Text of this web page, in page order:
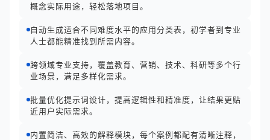
概念实际用途，轻松落地项目。
自动生成适合不同难度水平的应用分类表，初学者到专业
人士都能精准找到所需内容。
跨领域专业支持，覆盖教育、营销、技术、科研等多个行
业场景，满足多样化需求。
批量优化提示词设计，提高逻辑性和精准度，让结果更贴
近用户实际需求。
内置简洁、高效的解释模块，每个案例都配有清晰注释，